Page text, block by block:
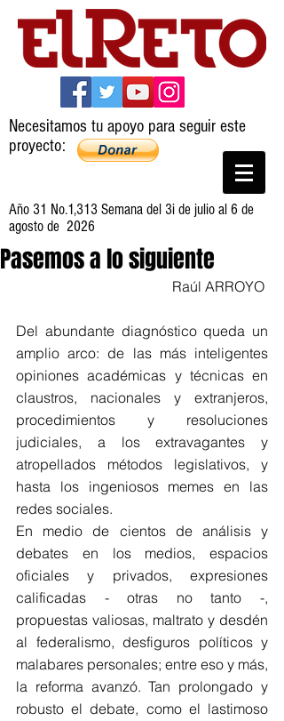
Necesitamos tu apoyo para seguir este
proyecto:
Año 31 No.1,313 Semana del 3i de julio al 6 de
agosto de 2026
Pasemos a lo siguiente
Raúl ARROYO
Del abundante diagnóstico queda un
amplio arco: de las más inteligentes
opiniones académicas y técnicas en
claustros, nacionales y extranjeros,
procedimientos y resoluciones
judiciales, a los extravagantes y
atropellados métodos legislativos, y
hasta los ingeniosos memes en las
redes sociales.
En medio de cientos de análisis y
debates en los medios, espacios
oficiales y privados, expresiones
calificadas - otras no tanto -,
propuestas valiosas, maltrato y desdén
al federalismo, desfiguros políticos y
malabares personales; entre eso y más,
la reforma avanzó. Tan prolongado y
robusto el debate, como el lastimoso